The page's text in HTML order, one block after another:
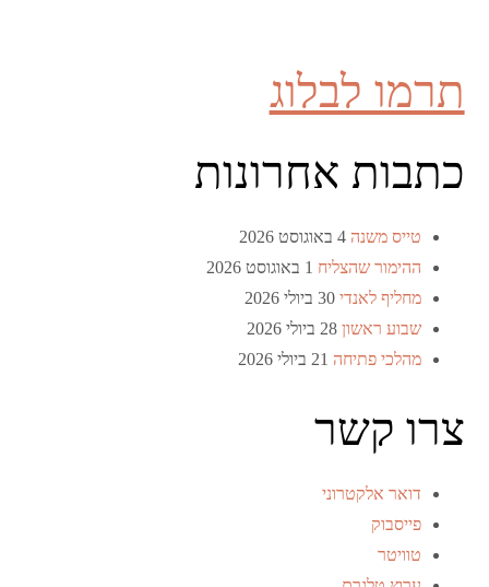
תרמו לבלוג
כתבות אחרונות
טייס משנה 4 באוגוסט 2026
ההימור שהצליח 1 באוגוסט 2026
מחליף לאנדי 30 ביולי 2026
שבוע ראשון 28 ביולי 2026
מהלכי פתיחה 21 ביולי 2026
צרו קשר
דואר אלקטרוני
פייסבוק
טוויטר